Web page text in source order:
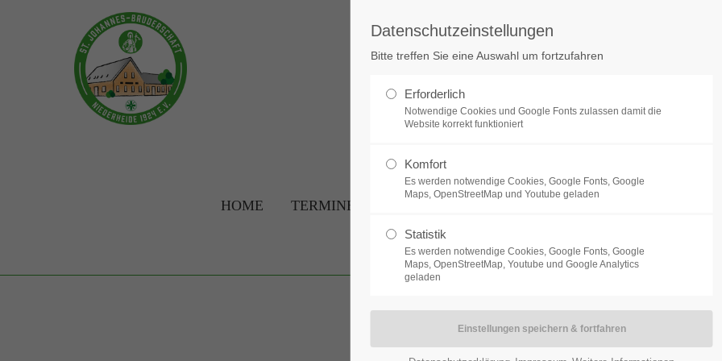
Login
Benutzername Lorem ipsum dolor sit amet:
/ 365days
We offer support for our customers
Mon - Fri 8:00am - 5:00pm
+44 1234 567 890
HOME TERMINE
Datenschutzeinstellungen
Bitte treffen Sie eine Auswahl um fortzufahren
Erforderlich
Notwendige Cookies und Google Fonts zulassen damit die
Website korrekt funktioniert
Komfort
Es werden notwendige Cookies, Google Fonts, Google
Maps, OpenStreetMap und Youtube geladen
Statistik
Es werden notwendige Cookies, Google Fonts, Google
Maps, OpenStreetMap, Youtube und Google Analytics
geladen